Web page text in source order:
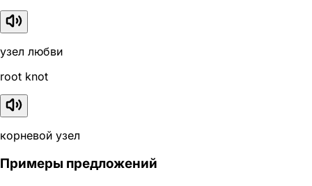
узел любви
root knot
корневой узел
Примеры предложений